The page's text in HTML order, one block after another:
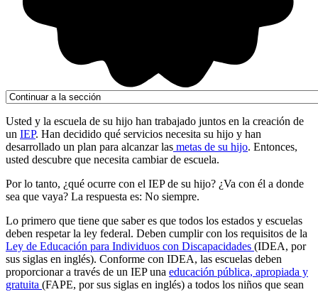
Usted y la escuela de su hijo han trabajado juntos en la creación de
un IEP. Han decidido qué servicios necesita su hijo y han
desarrollado un plan para alcanzar las metas de su hijo. Entonces,
usted descubre que necesita cambiar de escuela.
Por lo tanto, ¿qué ocurre con el IEP de su hijo? ¿Va con él a donde
sea que vaya? La respuesta es: No siempre.
Lo primero que tiene que saber es que todos los estados y escuelas
deben respetar la ley federal. Deben cumplir con los requisitos de la
Ley de Educación para Individuos con Discapacidades (IDEA, por
sus siglas en inglés). Conforme con IDEA, las escuelas deben
proporcionar a través de un IEP una educación pública, apropiada y
gratuita (FAPE, por sus siglas en inglés) a todos los niños que sean